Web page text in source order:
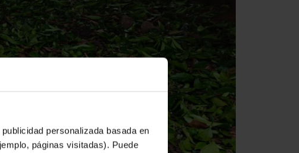
personalizada basada en
páginas visitadas). Puede